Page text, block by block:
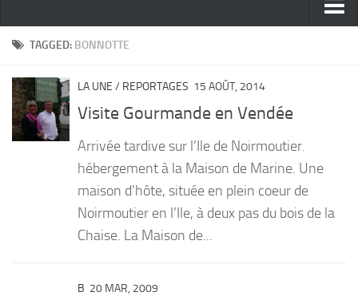
ACTUALITÉ
PORTRAITS
LIVRES
TAGGED: BONNOTTE
LA UNE / REPORTAGES 15 AOÛT, 2014
Visite Gourmande en Vendée
Arrivée tardive sur l’Ile de Noirmoutier.
hébergement à la Maison de Marine. Une
maison d’hôte, située en plein coeur de
Noirmoutier en l’Ile, à deux pas du bois de la
Chaise. La Maison de...
B 20 MAR, 2009